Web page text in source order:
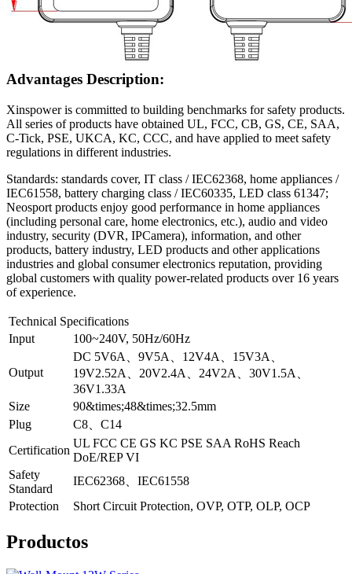
Advantages Description:
Xinspower is committed to building benchmarks for safety products.
All series of products have obtained UL, FCC, CB, GS, CE, SAA,
C-Tick, PSE, UKCA, KC, CCC, and have applied to meet safety
regulations in different industries.
Standards: standards cover, IT class / IEC62368, home appliances /
IEC61558, battery charging class / IEC60335, LED class 61347;
Neosport products enjoy good performance in home appliances
(including personal care, home electronics, etc.), audio and video
industry, security (DVR, IPCamera), information, and other
products, battery industry, LED products and other applications
industries and global consumer electronics reputation, providing
global customers with quality power-related products over 16 years
of experience.
Technical Specifications
Input
100~240V, 50Hz/60Hz
Output
DC 5V6A、9V5A、12V4A、15V3A、
19V2.52A、20V2.4A、24V2A、30V1.5A、
36V1.33A
Size
90&times;48&times;32.5mm
Plug
C8、C14
Certification
UL FCC CE GS KC PSE SAA RoHS Reach
DoE/REP VI
Safety
Standard
IEC62368、IEC61558
Protection
Short Circuit Protection, OVP, OTP, OLP, OCP
Productos